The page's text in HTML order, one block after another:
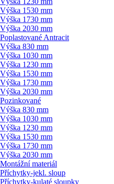
Výška 1530 mm
Výška 1730 mm
Výška 2030 mm
Poplastované Antracit
Výška 830 mm
Výška 1030 mm
Výška 1230 mm
Výška 1530 mm
Výška 1730 mm
Výška 2030 mm
Pozinkované
Výška 830 mm
Výška 1030 mm
Výška 1230 mm
Výška 1530 mm
Výška 1730 mm
Výška 2030 mm
Montážní materiál
Příchytky-jekl. sloup
Příchytky-kulaté sloupky